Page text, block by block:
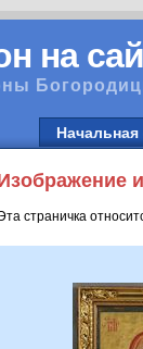
на
Начальная
страничка